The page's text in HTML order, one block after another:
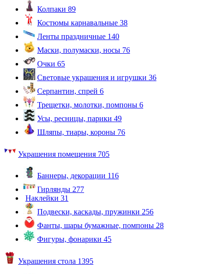
Колпаки 89
Костюмы карнавальные 38
Ленты праздничные 140
Маски, полумаски, носы 76
Очки 65
Световые украшения и игрушки 36
Серпантин, спрей 6
Трещетки, молотки, помпоны 6
Усы, ресницы, парики 49
Шляпы, тиары, короны 76
Украшения помещения 705
Баннеры, декорации 116
Гирлянды 277
Наклейки 31
Подвески, каскады, пружинки 256
Фанты, шары бумажные, помпоны 28
Фигуры, фонарики 45
Украшения стола 1395